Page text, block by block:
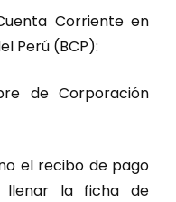
Corriente en
Perú (BCP):
de Corporación
el recibo de pago
llenar la ficha de